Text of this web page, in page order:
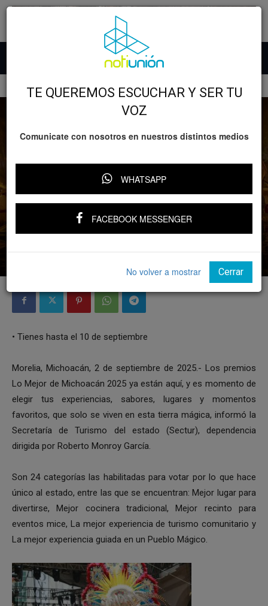
GOBIERNO
¡Elige tu experiencia favorita! Abiertas
las votaciones para Lo Mejor de
Michoacán: Sectur
• ⁠⁠Tienes hasta el 10 de septiembre
Morelia, Michoacán, 2 de septiembre de 2025.- Los premios
Lo Mejor de Michoacán 2025 ya están aquí, y es momento de
elegir tus experiencias, sabores, lugares y momentos
favoritos, que solo se viven en esta tierra mágica, informó la
Secretaría de Turismo del estado (Sectur), dependencia
dirigida por Roberto Monroy García.
Son 24 categorías las habilitadas para votar por lo que hace
único al estado, entre las que se encuentran: Mejor lugar para
divertirse, Mejor cocinera tradicional, Mejor recinto para
eventos mice, La mejor experiencia de turismo comunitario y
La mejor experiencia guiada en un Pueblo Mágico.
TE QUEREMOS ESCUCHAR Y SER TU
VOZ
Comunicate con nosotros en nuestros distintos medios
WHATSAPP
FACEBOOK MESSENGER
No volver a mostrar Cerrar